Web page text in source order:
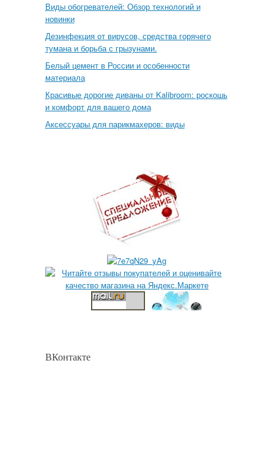
Виды обогревателей: Обзор технологий и
новинки
Дезинфекция от вирусов, средства горячего
тумана и борьба с грызунами.
Белый цемент в России и особенности
материала
Красивые дорогие диваны от Kalibroom: роскошь
и комфорт для вашего дома
Аксессуары для парикмахеров: виды
ВКонтакте